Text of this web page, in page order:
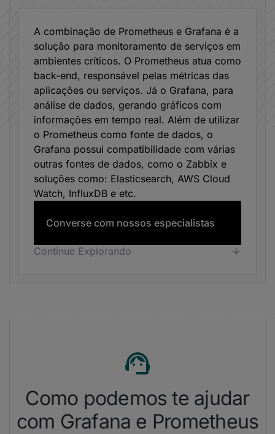
A combinação de Prometheus e Grafana é a
solução para monitoramento de serviços em
ambientes críticos. O Prometheus atua como
back-end, responsável pelas métricas das
aplicações ou serviços. Já o Grafana, para
análise de dados, gerando gráficos com
informações em tempo real. Além de utilizar
o Prometheus como fonte de dados, o
Grafana possui compatibilidade com várias
outras fontes de dados, como o Zabbix e
soluções como: Elasticsearch, AWS Cloud
Watch, InfluxDB e etc.
Converse com nossos especialistas
Continue Explorando
Como podemos te ajudar
com Grafana e Prometheus